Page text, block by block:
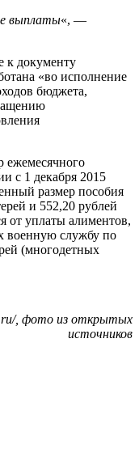
выплаты«, —
к документу
«во исполнение
бюджета,
ежемесячного
с 1 декабря 2015
размер пособия
и 552,20 рублей
от уплаты алиментов,
военную службу по
(многодетных
, фото из открытых
источников